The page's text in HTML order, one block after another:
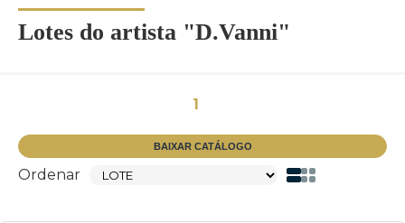
Lotes do artista "D.Vanni"
1
BAIXAR CATÁLOGO
Ordenar